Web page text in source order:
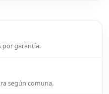
por garantía.
según comuna.